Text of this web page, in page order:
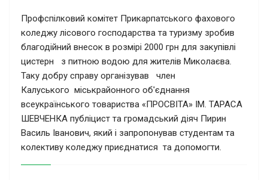
Профспілковий комітет Прикарпатського фахового
коледжу лісового господарства та туризму зробив
благодійний внесок в розмірі 2000 грн для закупівлі
цистерн з питною водою для жителів Миколаєва.
Таку добру справу організував член
Калуського міськрайонного об'єднання
всеукраїнського товариства «ПРОСВІТА» ІМ. ТАРАСА
ШЕВЧЕНКА публіцист та громадський діяч Пирин
Василь Іванович, який і запропонував студентам та
колективу коледжу приєднатися та допомогти.